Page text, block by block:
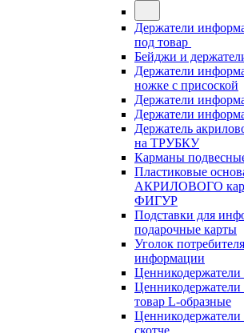
Держатели
под товар
Бейджи и
Держатели
ножке с присоской
Держатели
Держатели
Держатель
на ТРУБКУ
Карманы
Пластиковые
АКРИЛОВОГО
ФИГУР
Подставки для
подарочные карты
Уголок
информации
Ценникодержатели
товар L-образные
Ценникодержатели
скотче